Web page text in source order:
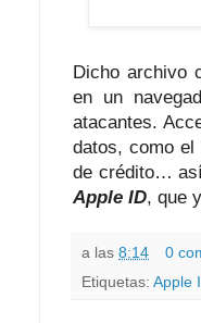
Dicho archivo
en un
atacantes.
datos, como el
de crédito…
Apple ID, que
a las 8:14
0
Etiquetas: Apple